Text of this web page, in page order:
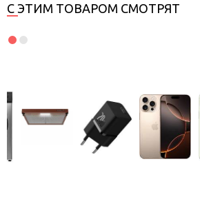
С ЭТИМ ТОВАРОМ СМОТРЯТ